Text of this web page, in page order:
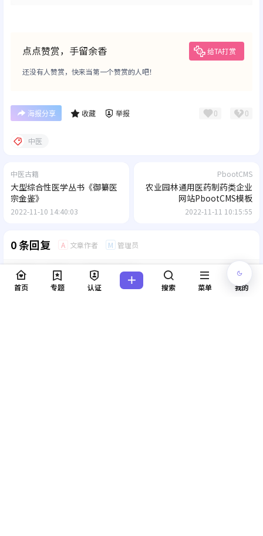
点点赞赏，手留余香 给TA打赏
还没有人赞赏，快来当第一个赞赏的人吧！
海报分享 收藏 举报 0 0
中医
中医古籍
大型综合性医学丛书《御纂医
宗金鉴》
2022-11-10 14:40:03
PbootCMS
农业园林通用医药制药类企业
网站PbootCMS模板
2022-11-11 10:15:55
0 条回复 A 文章作者 M 管理员
欢迎您，新朋友，感谢参与互动！ 确认修改
首页 专题 认证 搜索 菜单 我的